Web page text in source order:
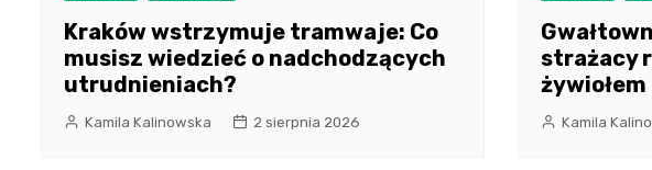
Kraków wstrzymuje tramwaje: Co
musisz wiedzieć o nadchodzących
utrudnieniach?
Kamila Kalinowska 2 sierpnia 2026
strażacy
żywiołem
Kamila